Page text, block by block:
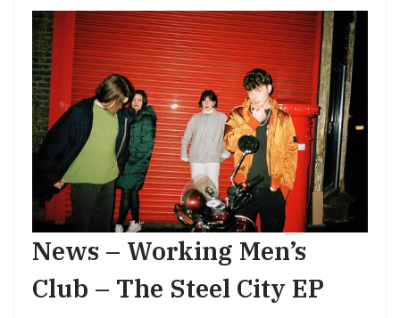
News – Working Men’s
Club – The Steel City EP